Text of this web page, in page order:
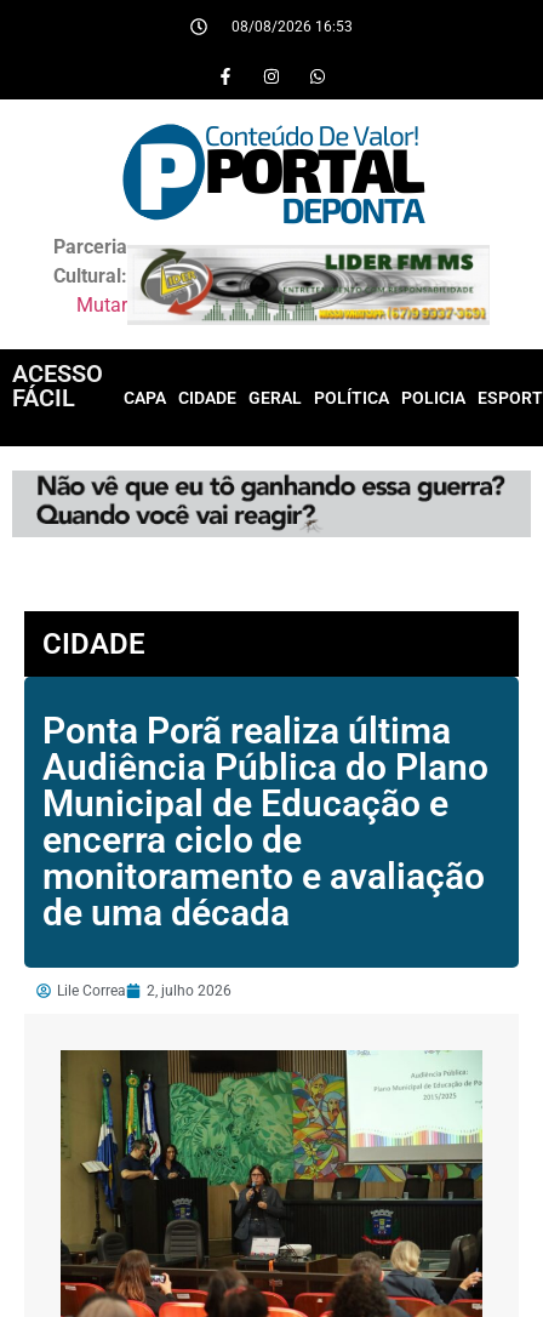
08/08/2026 16:53
Parceria
Cultural:
Mutar
ACESSO
FÁCIL
CAPA CIDADE GERAL POLÍTICA POLICIA
CIDADE
Ponta Porã realiza última
Audiência Pública do Plano
Municipal de Educação e
encerra ciclo de
monitoramento e avaliação
de uma década
Lile Correa 2, julho 2026